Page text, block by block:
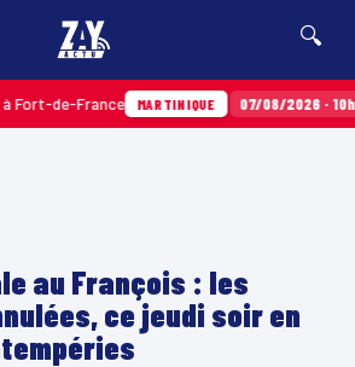
🔍
France MARTINIQUE 07/08/2026 · 10h35
au François : les
ce jeudi soir en